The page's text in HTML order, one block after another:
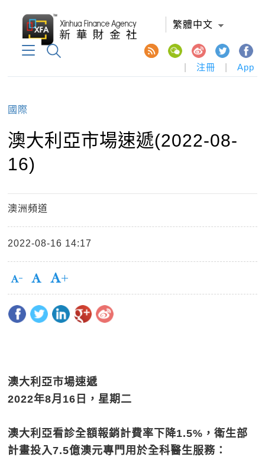
繁體中文
注冊 App
國際
澳大利亞市場速遞(2022-08-
16)
澳洲頻道
2022-08-16 14:17
澳大利亞市場速遞
2022年8月 16 日，星期二
澳大利亞看診全額報銷計費率下降1.5% ，衛生部
計畫投入7.5億澳元專門用於全科醫生服務：